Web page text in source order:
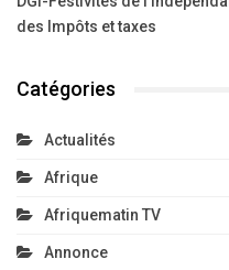
des Impôts et taxes
Catégories
Actualités
Afrique
Afriquematin TV
Annonce